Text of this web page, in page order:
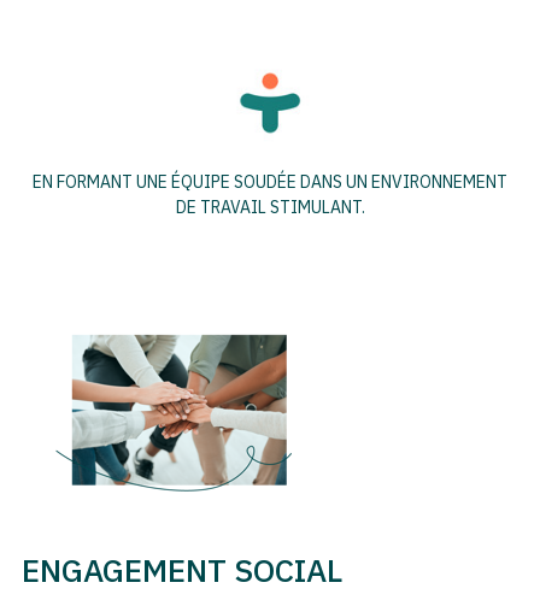
EN FORMANT UNE ÉQUIPE SOUDÉE DANS UN ENVIRONNEMENT
DE TRAVAIL STIMULANT.
ENGAGEMENT SOCIAL